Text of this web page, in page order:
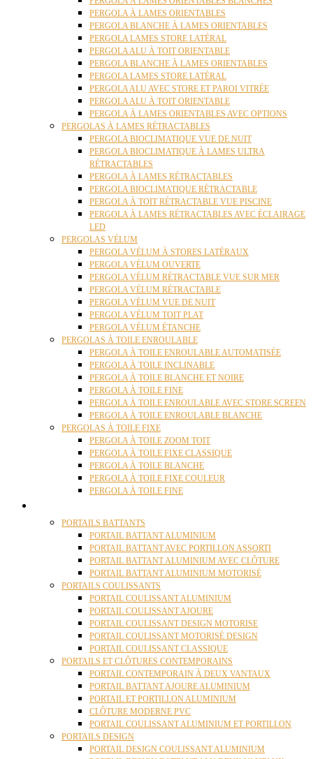
PERGOLA À LAMES ORIENTABLES
PERGOLA BLANCHE À LAMES ORIENTABLES
PERGOLA LAMES STORE LATÉRAL
PERGOLA ALU À TOIT ORIENTABLE
PERGOLA BLANCHE À LAMES ORIENTABLES
PERGOLA LAMES STORE LATÉRAL
PERGOLA ALU AVEC STORE ET PAROI VITRÉE
PERGOLA ALU À TOIT ORIENTABLE
PERGOLA À LAMES ORIENTABLES AVEC OPTIONS
PERGOLAS À LAMES RÉTRACTABLES
PERGOLA BIOCLIMATIQUE VUE DE NUIT
PERGOLA BIOCLIMATIQUE À LAMES ULTRA
RÉTRACTABLES
PERGOLA À LAMES RÉTRACTABLES
PERGOLA BIOCLIMATIQUE RÉTRACTABLE
PERGOLA À TOIT RÉTRACTABLE VUE PISCINE
PERGOLA À LAMES RÉTRACTABLES AVEC ÉCLAIRAGE
LED
PERGOLAS VÉLUM
PERGOLA VÉLUM À STORES LATÉRAUX
PERGOLA VÉLUM OUVERTE
PERGOLA VÉLUM RÉTRACTABLE VUE SUR MER
PERGOLA VÉLUM RÉTRACTABLE
PERGOLA VÉLUM VUE DE NUIT
PERGOLA VÉLUM TOIT PLAT
PERGOLA VÉLUM ÉTANCHE
PERGOLAS À TOILE ENROULABLE
PERGOLA À TOILE ENROULABLE AUTOMATISÉE
PERGOLA À TOILE INCLINABLE
PERGOLA À TOILE BLANCHE ET NOIRE
PERGOLA À TOILE FINE
PERGOLA À TOILE ENROULABLE AVEC STORE SCREEN
PERGOLA À TOILE ENROULABLE BLANCHE
PERGOLAS À TOILE FIXE
PERGOLA À TOILE ZOOM TOIT
PERGOLA À TOILE FIXE CLASSIQUE
PERGOLA À TOILE BLANCHE
PERGOLA À TOILE FIXE COULEUR
PERGOLA À TOILE FINE
PORTAILS BATTANTS
PORTAIL BATTANT ALUMINIUM
PORTAIL BATTANT AVEC PORTILLON ASSORTI
PORTAIL BATTANT ALUMINIUM AVEC CLÔTURE
PORTAIL BATTANT ALUMINIUM MOTORISÉ
PORTAILS COULISSANTS
PORTAIL COULISSANT ALUMINIUM
PORTAIL COULISSANT AJOURE
PORTAIL COULISSANT DESIGN MOTORISE
PORTAIL COULISSANT MOTORISÉ DESIGN
PORTAIL COULISSANT CLASSIQUE
PORTAILS ET CLÔTURES CONTEMPORAINS
PORTAIL CONTEMPORAIN À DEUX VANTAUX
PORTAIL BATTANT AJOURE ALUMINIUM
PORTAIL ET PORTILLON ALUMINIUM
CLÔTURE MODERNE PVC
PORTAIL COULISSANT ALUMINIUM ET PORTILLON
PORTAILS DESIGN
PORTAIL DESIGN COULISSANT ALUMINIUM